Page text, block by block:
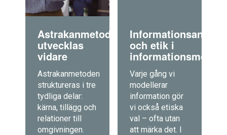
Astrakanmetoden
utvecklas
vidare
Astrakanmetoden
struktureras i tre
tydliga delar:
kärna, tillägg och
relationer till
omgivningen.
Informationsansvar
och etik i
Varje gång vi
modellerar
information gör
vi också etiska
val – ofta utan
att märka det. I